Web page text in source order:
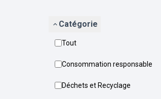
Catégorie
Tout
Consommation responsable
Déchets et Recyclage